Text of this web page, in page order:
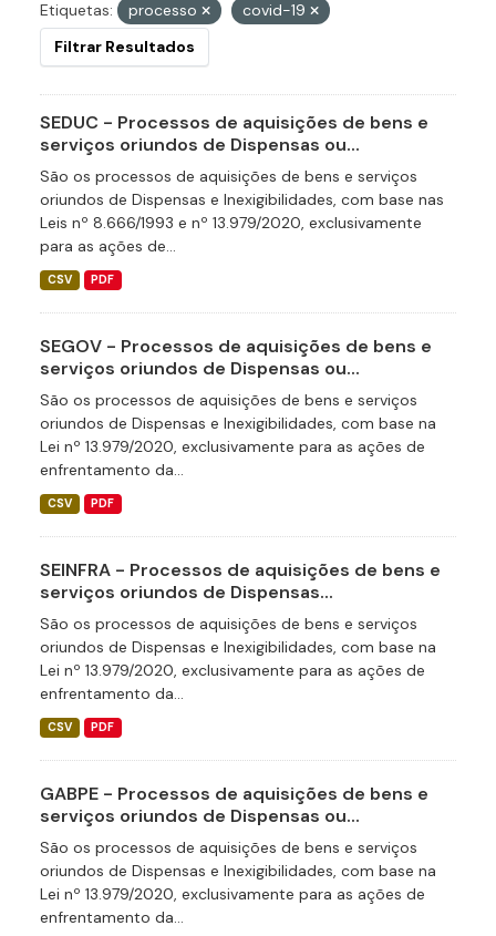
Etiquetas: processo
covid-19
Filtrar Resultados
SEDUC - Processos de aquisições de bens e
serviços oriundos de Dispensas ou...
São os processos de aquisições de bens e serviços
oriundos de Dispensas e Inexigibilidades, com base nas
Leis nº 8.666/1993 e nº 13.979/2020, exclusivamente
para as ações de...
CSV PDF
SEGOV - Processos de aquisições de bens e
serviços oriundos de Dispensas ou...
São os processos de aquisições de bens e serviços
oriundos de Dispensas e Inexigibilidades, com base na
Lei nº 13.979/2020, exclusivamente para as ações de
enfrentamento da...
CSV PDF
SEINFRA - Processos de aquisições de bens e
serviços oriundos de Dispensas...
São os processos de aquisições de bens e serviços
oriundos de Dispensas e Inexigibilidades, com base na
Lei nº 13.979/2020, exclusivamente para as ações de
enfrentamento da...
CSV PDF
GABPE - Processos de aquisições de bens e
serviços oriundos de Dispensas ou...
São os processos de aquisições de bens e serviços
oriundos de Dispensas e Inexigibilidades, com base na
Lei nº 13.979/2020, exclusivamente para as ações de
enfrentamento da...